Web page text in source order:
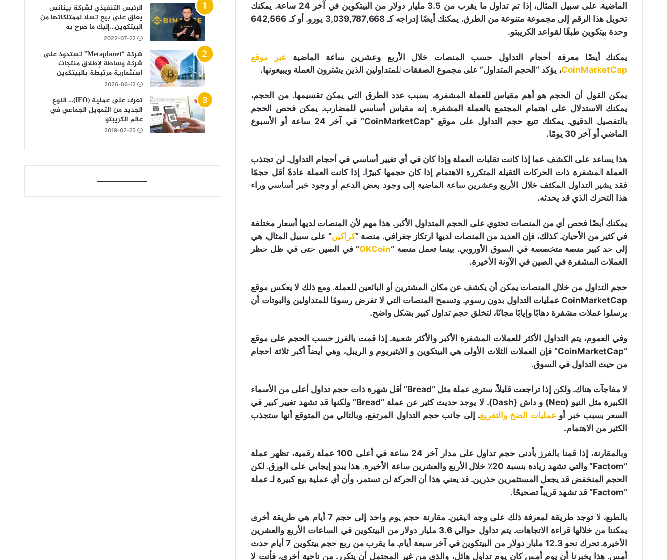
الماضية. على سبيل المثال، إذا تم تداول ما يقرب من 3.5 مليار دولار من البيتكوين في آخر 24 ساعة. يمكنك
تحويل هذا الرقم إلى مجموعة متنوعة من الطرق. يمكنك أيضًا إدراجه كـ 3,039,787,668 يورو. أو كـ 642,566
وحدة بيتكوين طبقًا لقواعد الكريبتو.
يمكنك أيضًا معرفة أحجام التداول حسب المنصات خلال الأربع وعشرين ساعة الماضية عبر موقع
CoinMarketCap، يؤكد “الحجم المتداول” على مجموع الصفقات للمتداولين الذين يشترون العملة ويبيعونها.
يمكن القول أن الحجم هو أهم مقياس للعملة المشفرة، بسبب عدد الطرق التي يمكن تقسيمها. من الحجم،
يمكنك الاستدلال على اهتمام المجتمع بالعملة المشفرة. إنه مقياس أساسي للمضارب. يمكن فحص الحجم
بالتفصيل الدقيق. يمكنك تتبع حجم التداول على موقع “CoinMarketCap” في آخر 24 ساعة أو الأسبوع
الماضي أو آخر 30 يومًا.
هذا يساعد على الكشف عما إذا كانت تقلبات العملة وإذا كان في أي تغيير أساسي في أحجام التداول. لن تجتذب
العملة المشفرة ذات الحركات الثقيلة المتكررة الاهتمام إذا كان حجمها كبيرًا. إذا كانت العملة عادةً أقل حجمًا
فقد يشير التداول المكثف خلال الأربع وعشرين ساعة الماضية إلى وجود بعض الدعم أو وجود خبر أساسي وراء
هذا التحرك الذي قد يحدثه.
يمكنك أيضًا فحص أي من المنصات تحتوي على الحجم المتداول الأكبر. هذا مهم لأن المنصات لديها أسعار مختلفة
في كثير من الأحيان. كذلك، فإن العديد من المنصات لديها ارتكاز جغرافي. منصة “كراكين” على سبيل المثال، هي
إلى حد كبير منصة متخصصة في السوق الأوروبي. بينما تعمل منصة “OKCoin” في الصين حتى في ظل حظر
العملات المشفرة في الصين في الآونة الأخيرة.
حجم التداول من خلال المنصات يمكن أن يكشف عن مكان المشترين أو البائعين للعملة. ومع ذلك لا يعكس موقع
CoinMarketCap عمليات التداول بدون رسوم. وتسمح المنصات التي لا تفرض رسومًا للمتداولين والبوتات أن
يرسلوا عملات مشفرة ذهابًا وإيابًا مجانًا، لتخلق حجم تداول كبير بشكل واضح.
وفي العموم، يتم التداول الأكثر للعملات المشفرة الأكبر والأكثر شعبية. إذا قمت بالفرز حسب الحجم على موقع
“CoinMarketCap” فإن العملات الثلاث الأولى هي البيتكوين و الايثيريوم و الريبل، وهي أيضاً أكبر ثلاثة احجام
من حيث التداول في السوق.
لا مفاجآت هناك. ولكن إذا تراجعت قليلاً، سترى عملة مثل “Bread” أقل شهرة ذات حجم تداول أعلى من الأسماء
الكبيرة مثل النيو (Neo) و داش (Dash). لا يوجد حديث كثير عن عملة “Bread” ولكنها قد تشهد تغيير كبير في
السعر بسبب خبر أوعمليات الضخ والتفريغ. إلى جانب حجم التداول المرتفع، وبالتالي من المتوقع أنها ستجذب
الكثير من الاهتمام.
وبالمقارنة، إذا قمنا بالفرز بأدنى حجم تداول على مدار آخر 24 ساعة في أعلى 100 عملة رقمية، تظهر عملة
“Factom” والتي تشهد زيادة بنسبة 20٪ خلال الأربع والعشرين ساعة الأخيرة. هذا يبدو إيجابي على الورق. لكن
الحجم المنخفض قد يجعل المستثمرين حذرين. قد يعني هذا أن الحركة لن تستمر، وأن أي عملية بيع كبيرة لـ عملة
“Factom” قد تشهد قريباً تصحيحًا.
بالطبع، لا توجد طريقة لمعرفة ذلك على وجه اليقين. مقارنة حجم يوم واحد إلى حجم 7 أيام هي طريقة أخرى
يمكننا من خلالها قراءة الاتجاهات. يتم تداول حوالي 3.6 مليار دولار من البيتكوين في الساعات الأربع والعشرين
الأخيرة. تحرك نحو 12.3 مليار دولار من البيتكوين في آخر سبعة أيام. ما يقرب من ربع حجم بيتكوين 7 أيام حدث
أمس. هذا يخبرنا أن يوم أمس كان يوم تداول هائل، والذي من غير المحتمل أن يتكرر. من ناحية أخرى، فأنت لا
سنوات: محللون يتوقعون انتعاشة قوية
لعملة “Dogecoin”
بينانس تقاضي مؤسسي “RedotPay” في
الرئيس التنفيذي لشركة بينانس
يعلق على بيع تسلا لممتلكاتها من
البيتكوين…إليك ما صرح به
2022-07-22
شركة “Metaplanet” تستحوذ على
شركة وساطة لإطلاق منتجات
استثمارية مرتبطة بالبيتكوين
2026-06-12
تعرف على عملية (IEO)… النوع
الجديد من التمويل الجماعي في
عالم الكريبتو
2019-02-25